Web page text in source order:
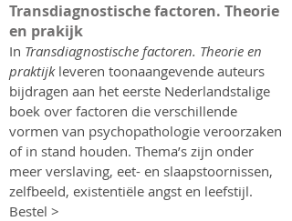
Transdiagnostische factoren. Theorie
en prakijk
In Transdiagnostische factoren. Theorie en
praktijkleveren toonaangevende auteurs
bijdragen aan het eerste Nederlandstalige
boek over factoren die verschillende
vormen van psychopathologie veroorzaken
of in stand houden. Thema’s zijn onder
meer verslaving, eet- en slaapstoornissen,
zelfbeeld, existentiële angst en leefstijl.
Bestel >